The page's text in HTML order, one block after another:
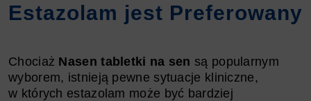
Estazolam jest Preferowany
Chociaż Nasen tabletki na sen są popularnym
wyborem, istnieją pewne sytuacje kliniczne,
w których estazolam może być bardziej